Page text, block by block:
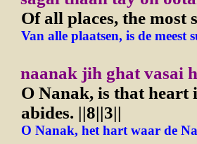
Of all places, the most
Van alle plaatsen, is de meest
naanak jih ghat vasai
O Nanak, is that heart
abides. ||8||3||
O Nanak, het hart waar de